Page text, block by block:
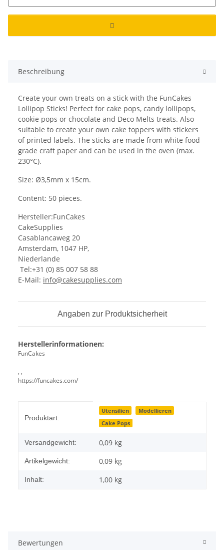
Beschreibung
Create your own treats on a stick with the FunCakes
Lollipop Sticks! Perfect for cake pops, candy lollipops,
cookie pops or chocolate and Deco Melts treats. Also
suitable to create your own cake toppers with stickers
of printed labels. The sticks are made from white food
grade craft paper and can be used in the oven (max.
230°C).
Size: Ø3,5mm x 15cm.
Content: 50 pieces.
Hersteller:FunCakes
CakeSupplies
Casablancaweg 20
Amsterdam, 1047 HP,
Niederlande
Tel:+31 (0) 85 007 58 88
E-Mail: info@cakesupplies.com
Angaben zur Produktsicherheit
Herstellerinformationen:
FunCakes
, ,
https://funcakes.com/
Produktart:
Utensilien
Modellieren
Cake Pops
Versandgewicht: 0,09 kg
Artikelgewicht: 0,09 kg
Inhalt: 1,00 kg
Bewertungen